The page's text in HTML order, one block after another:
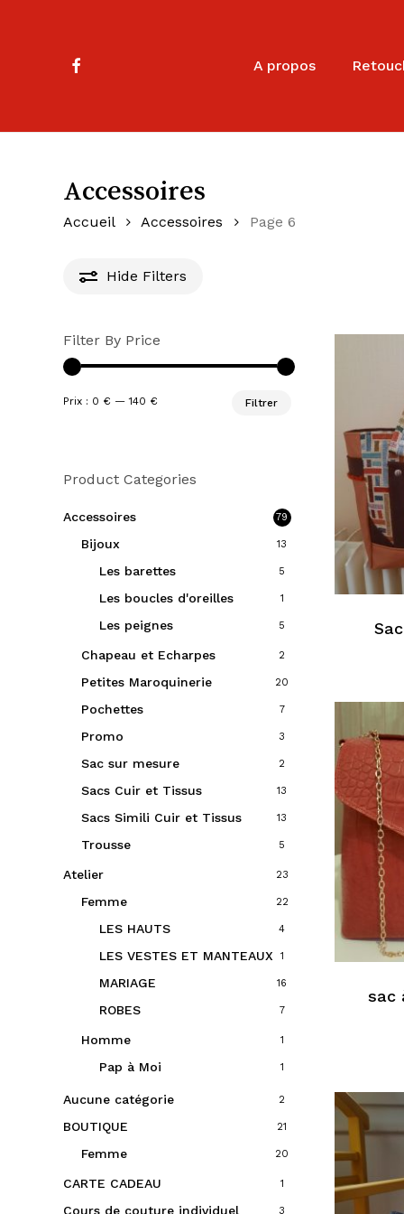
A propos
facebook
Accessoires
Accueil Accessoires Page 6
Hide Filters
Filter By Price
Filtrer
Prix : 0 € —140 €
Product Categories
Accessoires 79
Bijoux 13
Les barettes 5
Les boucles d'oreilles 1
Les peignes 5
Chapeau et Echarpes 2
Petites Maroquinerie 20
Pochettes 7
Promo 3
Sac sur mesure 2
Sacs Cuir et Tissus 13
Sacs Simili Cuir et Tissus 13
Trousse 5
Atelier 23
Femme 22
LES HAUTS 4
LES VESTES ET MANTEAUX 1
MARIAGE 16
ROBES 7
Homme 1
Pap à Moi 1
Aucune catégorie 2
BOUTIQUE 21
Femme 20
CARTE CADEAU 1
Cours de couture individuel 3
sac